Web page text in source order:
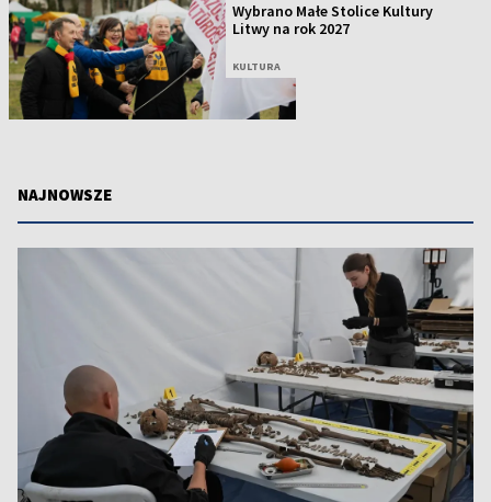
Wybrano Małe Stolice Kultury
Litwy na rok 2027
KULTURA
NAJNOWSZE